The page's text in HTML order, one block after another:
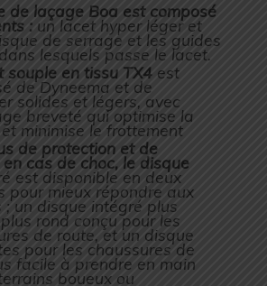
de laçage Boa est composé
: un lacet hyper léger et
de serrage et les guides
lesquels passe le lacet.
souple en tissu TX4 est
de Dyneema et de
solides et légers, avec
breveté qui optimise la
minimise le frottement
de protection et de
cas de choc, le disque
est disponible en deux
pour mieux répondre aux
; un disque intégré plus
rond conçu pour les
de route, et un disque
pour les chaussures de
facile à prendre en main
boueux ou